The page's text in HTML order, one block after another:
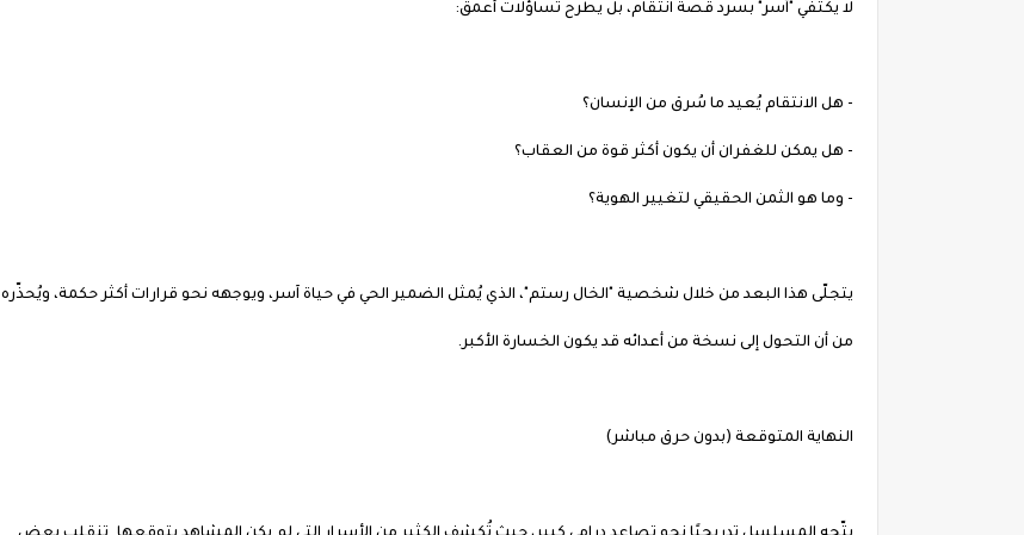
لا يكتفي "آسر" بسرد قصة انتقام، بل يطرح تساؤلات أعمق:
- هل الانتقام يُعيد ما سُرق من الإنسان؟
- هل يمكن للغفران أن يكون أكثر قوة من العقاب؟
- وما هو الثمن الحقيقي لتغيير الهوية؟
يتجلّى هذا البعد من خلال شخصية "الخال رستم"، الذي يُمثل الضمير الحي في حياة آسر، ويوجهه نحو قرارات أكثر حكمة، ويُحذّره
من أن التحول إلى نسخة من أعدائه قد يكون الخسارة الأكبر.
النهاية المتوقعة (بدون حرق مباشر)